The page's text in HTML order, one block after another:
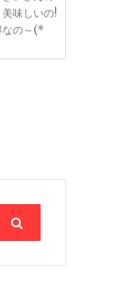
美味しいの!
なの～(*